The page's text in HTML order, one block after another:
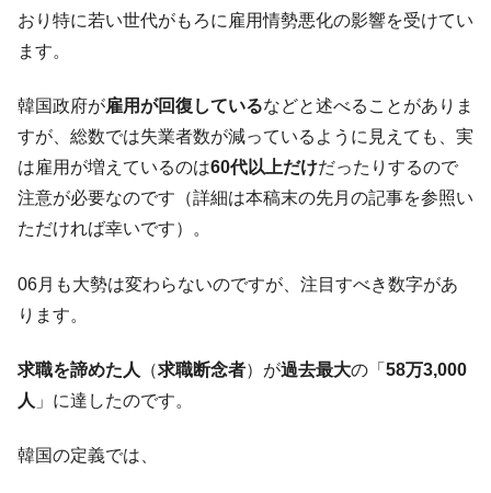
「KDDX」1番艦、2032年竣工と公示
『Money1』
『Money1』
韓国政府『BYD』車への補助金を全廃 ⇒ 実
は韓国で『BYD』車は売れている。6カ月で対前年同期比
1.9倍！
『Money1』
在韓米国大使スティールが着韓！⇒ さっそ
く空港に詰めかけ「出て行け！」「極右勢力」のプラカー
ドを掲げる「在韓反米勢力」
『Money1』
韓国政府「2035年までに18.4GW規模のAIデ
ほぼ終わった」
『Money1』
韓国『国民年金公団』株価暴落で200兆蒸
『Money1』
韓国政府「ニセＫ-ブランドを通報しようキ
おり特に若い世代がもろに雇用情勢悪化の影響を受けてい
ます。
韓国政府が雇用が回復しているなどと述べることがありま
すが、総数では失業者数が減っているように見えても、実
は雇用が増えているのは60代以上だけだったりするので
注意が必要なのです（詳細は本稿末の先月の記事を参照い
ただければ幸いです）。
06月も大勢は変わらないのですが、注目すべき数字があ
ります。
求職を諦めた人 （求職断念者）が過去最大の「 58万3,000
人 」に達したのです。
韓国の定義では、